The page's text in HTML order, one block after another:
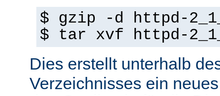
$ gzip -d httpd-
$ tar xvf httpd-
Dies erstellt unterhalb
Verzeichnisses ein